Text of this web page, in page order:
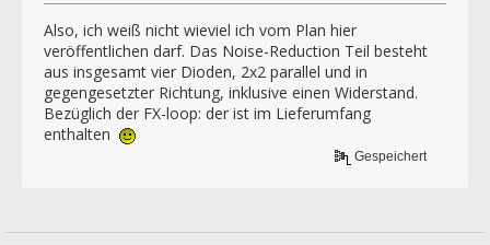
Also, ich weiß nicht wieviel ich vom Plan hier
veröffentlichen darf. Das Noise-Reduction Teil besteht
aus insgesamt vier Dioden, 2x2 parallel und in
gegengesetzter Richtung, inklusive einen Widerstand.
Bezüglich der FX-loop: der ist im Lieferumfang
enthalten
Gespeichert